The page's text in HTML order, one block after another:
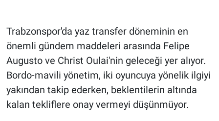
Trabzonspor'da yaz transfer döneminin en
önemli gündem maddeleri arasında Felipe
Augusto ve Christ Oulai'nin geleceği yer alıyor.
Bordo-mavili yönetim, iki oyuncuya yönelik ilgiyi
yakından takip ederken, beklentilerin altında
kalan tekliflere onay vermeyi düşünmüyor.
HABERDE İNSAN
POLİTİKA
SPOR